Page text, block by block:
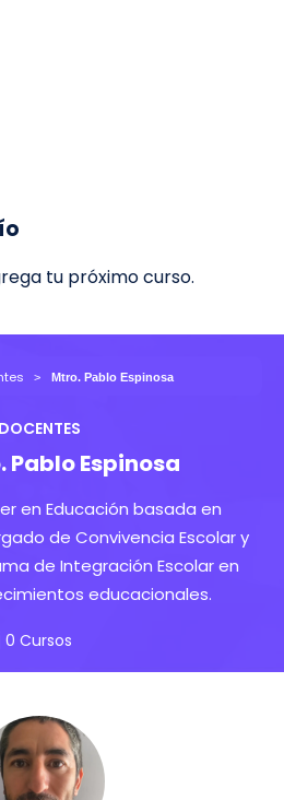
Mtro. Pablo Espinosa
DOCENTES
Pablo Espinosa
en Educación basada en
de Convivencia Escolar y
de Integración Escolar en
educacionales.
0 Cursos